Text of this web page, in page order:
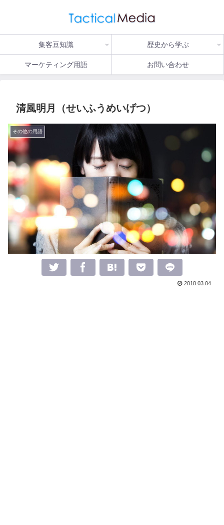
集客豆知識 歴史から学ぶ
マーケティング用語 お問い合わせ
清風明月（せいふうめいげつ）
その他の用語
2018.03.04